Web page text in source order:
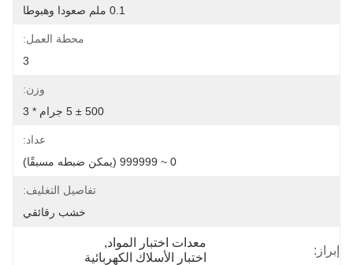
0.1 ملم صعودا وهبوطا
محطة العمل:
وزن:
500 ± 5 جرام * 3
عداد:
0 ~ 999999 (يمكن ضبطه مسبقًا)
تفاصيل التغليف:
خشب رقائقي
إبراز:
معدات اختبار المواد,
اختبار الأسلاك الكهربائية